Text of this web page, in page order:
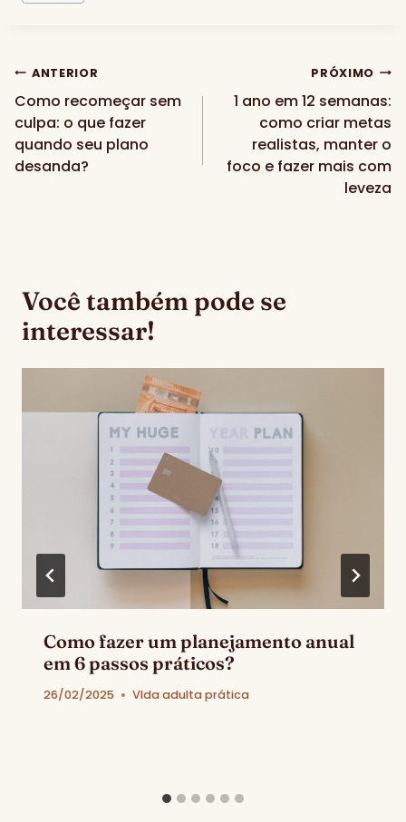
Navegação
de
Post
ANTERIOR
Como recomeçar sem
culpa: o que fazer
quando seu plano
desanda?
PRÓXIMO
1 ano em 12 semanas:
como criar metas
realistas, manter o
foco e fazer mais com
leveza
Você também pode se
interessar!
Como fazer um planejamento anual
em 6 passos práticos?
26/02/2025 VIda adulta prática